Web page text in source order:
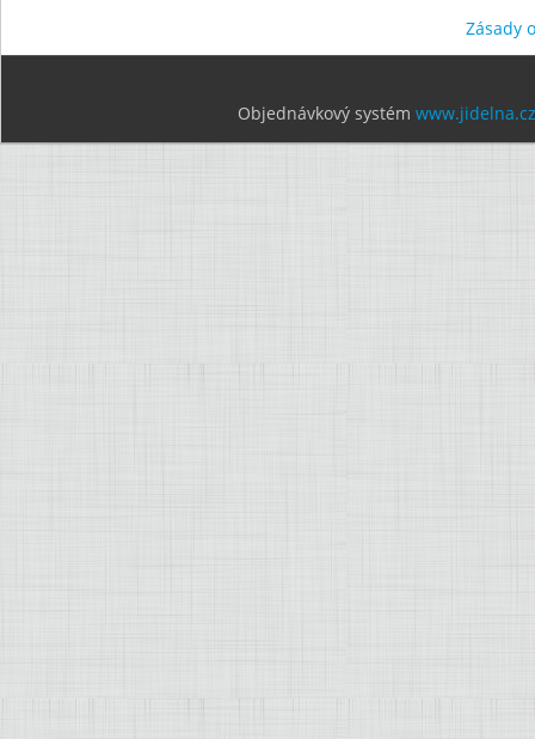
Zásady
Objednávkový systém www.jidelna.cz